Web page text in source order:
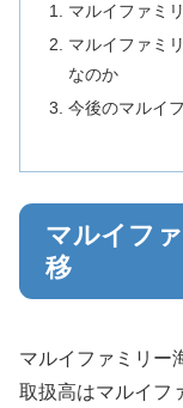
マルイファミ
マルイファミ
なのか
今後のマルイ
マルイフ
移
マルイファミリー
取扱高はマルイフ